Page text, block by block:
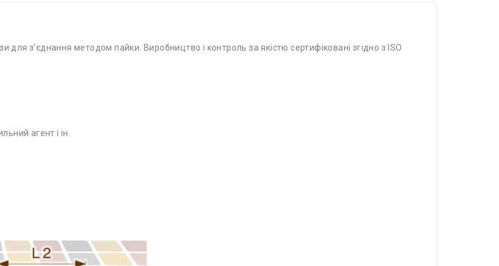
для з'єднання методом пайки. Виробництво і контроль за якістю сертифіковані згідно з ISO
агент і ін.